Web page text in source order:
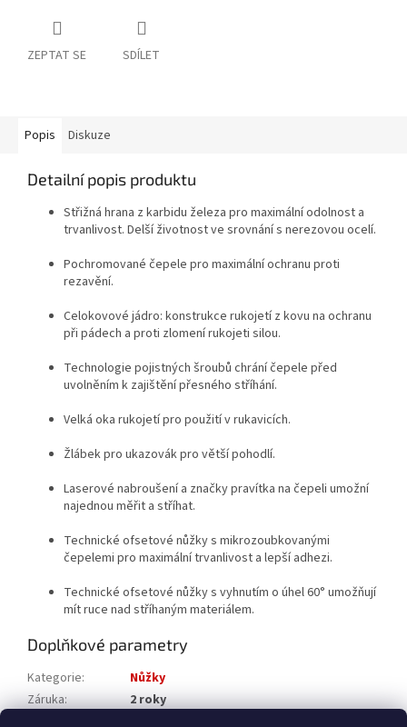
ZEPTAT SE SDÍLET
Popis Diskuze
Detailní popis produktu
Střižná hrana z karbidu železa pro maximální odolnost a
trvanlivost. Delší životnost ve srovnání s nerezovou ocelí.
Pochromované čepele pro maximální ochranu proti
rezavění.
Celokovové jádro: konstrukce rukojetí z kovu na ochranu
při pádech a proti zlomení rukojeti silou.
Technologie pojistných šroubů chrání čepele před
uvolněním k zajištění přesného stříhání.
Velká oka rukojetí pro použití v rukavicích.
Žlábek pro ukazovák pro větší pohodlí.
Laserové nabroušení a značky pravítka na čepeli umožní
najednou měřit a stříhat.
Technické ofsetové nůžky s mikrozoubkovanými
čepelemi pro maximální trvanlivost a lepší adhezi.
Technické ofsetové nůžky s vyhnutím o úhel 60° umožňují
mít ruce nad stříhaným materiálem.
Doplňkové parametry
Kategorie:
Nůžky
Záruka:
2 roky